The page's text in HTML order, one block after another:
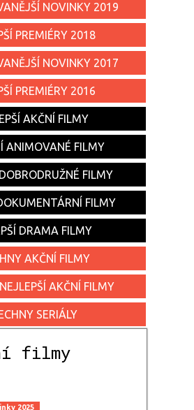
NOVINKY 2019
PREMIÉRY 2018
NOVINKY 2017
PREMIÉRY 2016
AKČNÍ FILMY
ANIMOVANÉ FILMY
FILMY
FILMY
DRAMA FILMY
AKČNÍ FILMY
AKČNÍ FILMY
SERIÁLY
filmy
2025